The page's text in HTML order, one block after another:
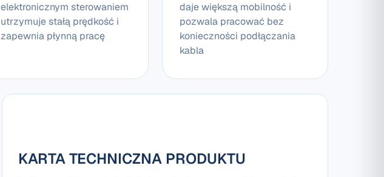
elektronicznym sterowaniem
utrzymuje stałą prędkość i
zapewnia płynną pracę
daje większą mobilność i
pozwala pracować bez
konieczności podłączania
kabla
KARTA TECHNICZNA PRODUKTU